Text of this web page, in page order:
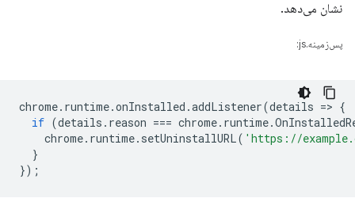
نشان می‌دهد.
پس‌زمینه.js:
chrome. runtime.onInstalled .addListener(details => {
if (details . reason === chrome. runtime.
chrome. runtime. setUninstallURL( 'https://
}
});